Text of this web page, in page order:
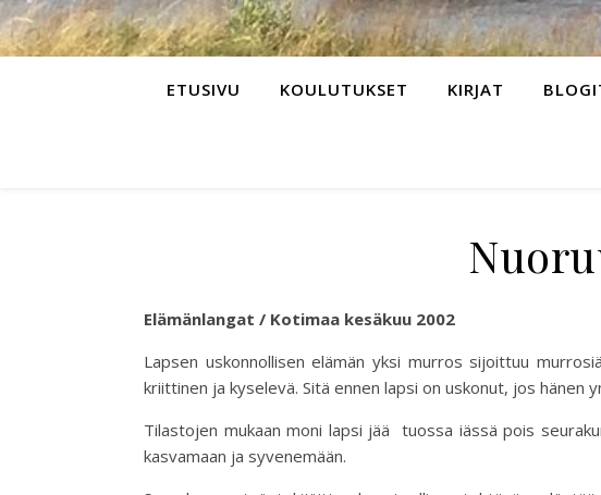
ETUSIVU KOULUTUKSET KIRJAT
Elämänlangat / Kotimaa kesäkuu 2002
Lapsen uskonnollisen elämän yksi murros sijoittuu
kriittinen ja kyselevä. Sitä ennen lapsi on uskonut, jos hänen
Tilastojen mukaan moni lapsi jää tuossa iässä pois
kasvamaan ja syvenemään.